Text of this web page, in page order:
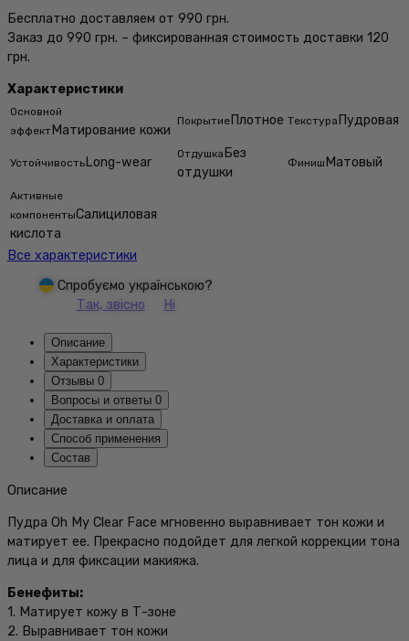
Бесплатно доставляем от 990 грн.
Заказ до 990 грн. – фиксированная стоимость доставки 120
грн.
Характеристики
Основной
эффект Матирование кожи
Покрытие Плотное Текстура Пудровая
Устойчивость Long-wear
Отдушка Без
отдушки
Финиш Матовый
Активные
компонентыСалициловая
кислота
Все характеристики
Спробуємо українською?
Так, звісно
Ні
Описание
Характеристики
Отзывы 0
Вопросы и ответы 0
Доставка и оплата
Способ применения
Состав
Описание
Пудра Oh My Clear Face мгновенно выравнивает тон кожи и
матирует ее. Прекрасно подойдет для легкой коррекции тона
лица и для фиксации макияжа.
Бенефиты:
1. Матирует кожу в Т-зоне
2. Выравнивает тон кожи